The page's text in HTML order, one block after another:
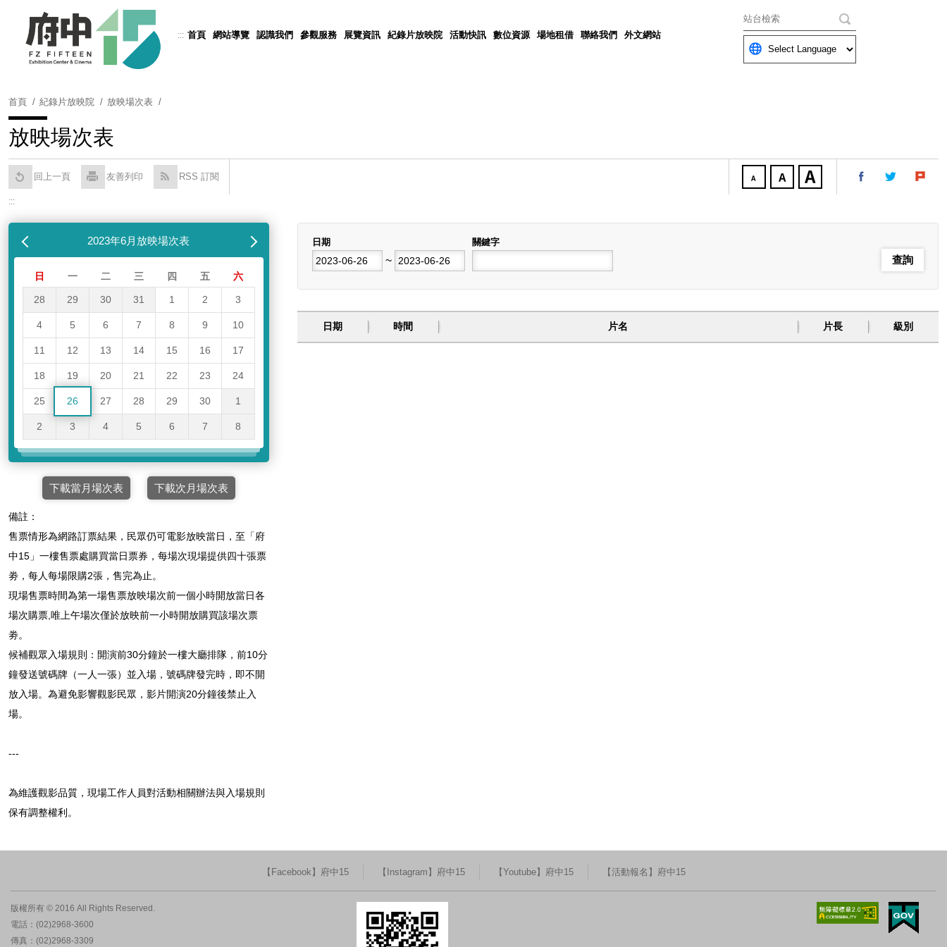
::: 首頁 網站導覽 認識我們 參觀服務 展覽資訊 紀錄片放映院 活動快訊 數位資源 場地租借 聯絡我們 外文網站
關鍵字
Powered by Translate
首頁 紀錄片放映院 放映場次表
放映場次表
回上一頁 友善列印 RSS 訂閱
:::
2023年6月放映場次表
日 一 二 三 四 五 六
28 29 30 31 1 2 3
4 5 6 7 8 9 10
11 12 13 14 15 16 17
18 19 20 21 22 23 24
25 26 27 28 29 30 1
2 3 4 5 6 7 8
下載當月場次表 下載次月場次表
備註：
售票情形為網路訂票結果，民眾仍可電影放映當日，至「府
中15」一樓售票處購買當日票券，每場次現場提供四十張票
劵，每人每場限購2張，售完為止。
現場售票時間為第一場售票放映場次前一個小時開放當日各
場次購票,唯上午場次僅於放映前一小時開放購買該場次票
劵。
候補觀眾入場規則：開演前30分鐘於一樓大廳排隊，前10分
鐘發送號碼牌（一人一張）並入場，號碼牌發完時，即不開
放入場。為避免影響觀影民眾，影片開演20分鐘後禁止入
場。
---
為維護觀影品質，現場工作人員對活動相關辦法與入場規則
保有調整權利。
日期
開始日期
~
關鍵字
日期 時間 片名 片長 級別
【Facebook】府中15 【Instagram】府中15 【Youtube】府中15 【活動報名】府中15
版權所有 © 2016 All Rights Reserved.
電話：(02)2968-3600
傳真：(02)2968-3309